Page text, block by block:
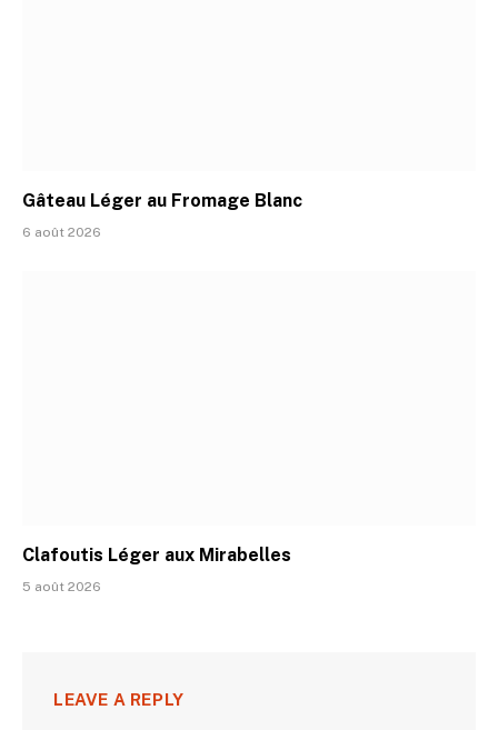
Gâteau Léger au Fromage Blanc
6 août 2026
Clafoutis Léger aux Mirabelles
5 août 2026
LEAVE A REPLY